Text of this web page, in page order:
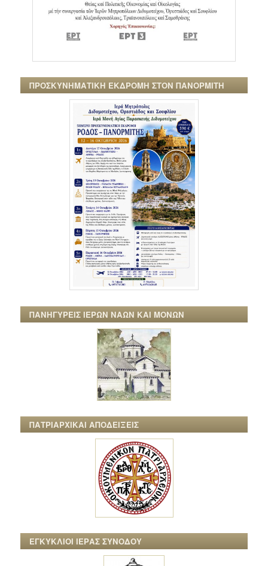
ΠΡΟΣΚΥΝΗΜΑΤΙΚΗ ΕΚΔΡΟΜΗ ΣΤΟΝ ΠΑΝΟΡΜΙΤΗ
ΠΑΝΗΓΥΡΕΙΣ ΙΕΡΩΝ ΝΑΩΝ ΚΑΙ ΜΟΝΩΝ
ΠΑΤΡΙΑΡΧΙΚΑΙ ΑΠΟΔΕΙΞΕΙΣ
ΕΓΚΥΚΛΙΟΙ ΙΕΡΑΣ ΣΥΝΟΔΟΥ